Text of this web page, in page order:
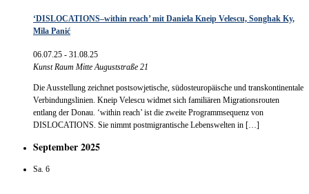
‘DISLOCATIONS–within reach’ mit Daniela Kneip Velescu, Songhak Ky,
Mila Panić
06.07.25 - 31.08.25
Kunst Raum Mitte Auguststraße 21
Die Ausstellung zeichnet postsowjetische, südosteuropäische und transkontinentale
Verbindungslinien. Kneip Velescu widmet sich familiären Migrationsrouten
entlang der Donau. ‘within reach’ ist die zweite Programmsequenz von
DISLOCATIONS. Sie nimmt postmigrantische Lebenswelten in […]
September 2025
Sa. 6